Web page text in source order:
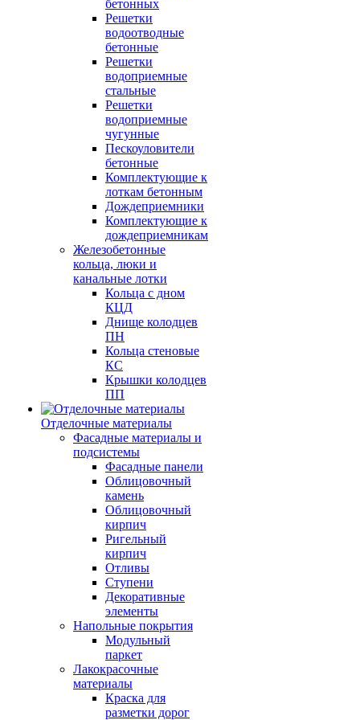
бетонных
Решетки
водоотводные
бетонные
Решетки
водоприемные
стальные
Решетки
водоприемные
чугунные
Пескоуловители
бетонные
Комплектующие к
лоткам бетонным
Дождеприемники
Комплектующие к
дождеприемникам
Железобетонные
кольца, люки и
канальные лотки
Кольца с дном
КЦД
Днище колодцев
ПН
Кольца стеновые
КС
Крышки колодцев
ПП
Отделочные материалы
Фасадные материалы и
подсистемы
Фасадные панели
Облицовочный
камень
Облицовочный
кирпич
Ригельный
кирпич
Отливы
Ступени
Декоративные
элементы
Напольные покрытия
Модульный
паркет
Лакокрасочные
материалы
Краска для
разметки дорог